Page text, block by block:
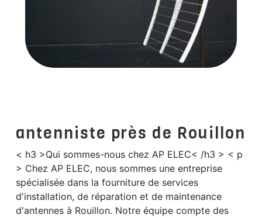
antenniste près de Rouillon
< h3 >Qui sommes-nous chez AP ELEC< /h3 > < p
> Chez AP ELEC, nous sommes une entreprise
spécialisée dans la fourniture de services
d'installation, de réparation et de maintenance
d'antennes à Rouillon. Notre équipe compte des